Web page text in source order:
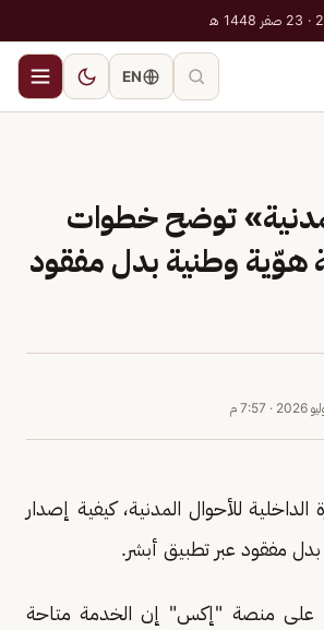
EN
توضح خطوات
هوّية وطنية بدل مفقود
· 7:57 م
للأحوال المدنية، كيفية إصدار
مفقود عبر تطبيق أبشر.
على منصة "إكس" إن الخدمة متاحة